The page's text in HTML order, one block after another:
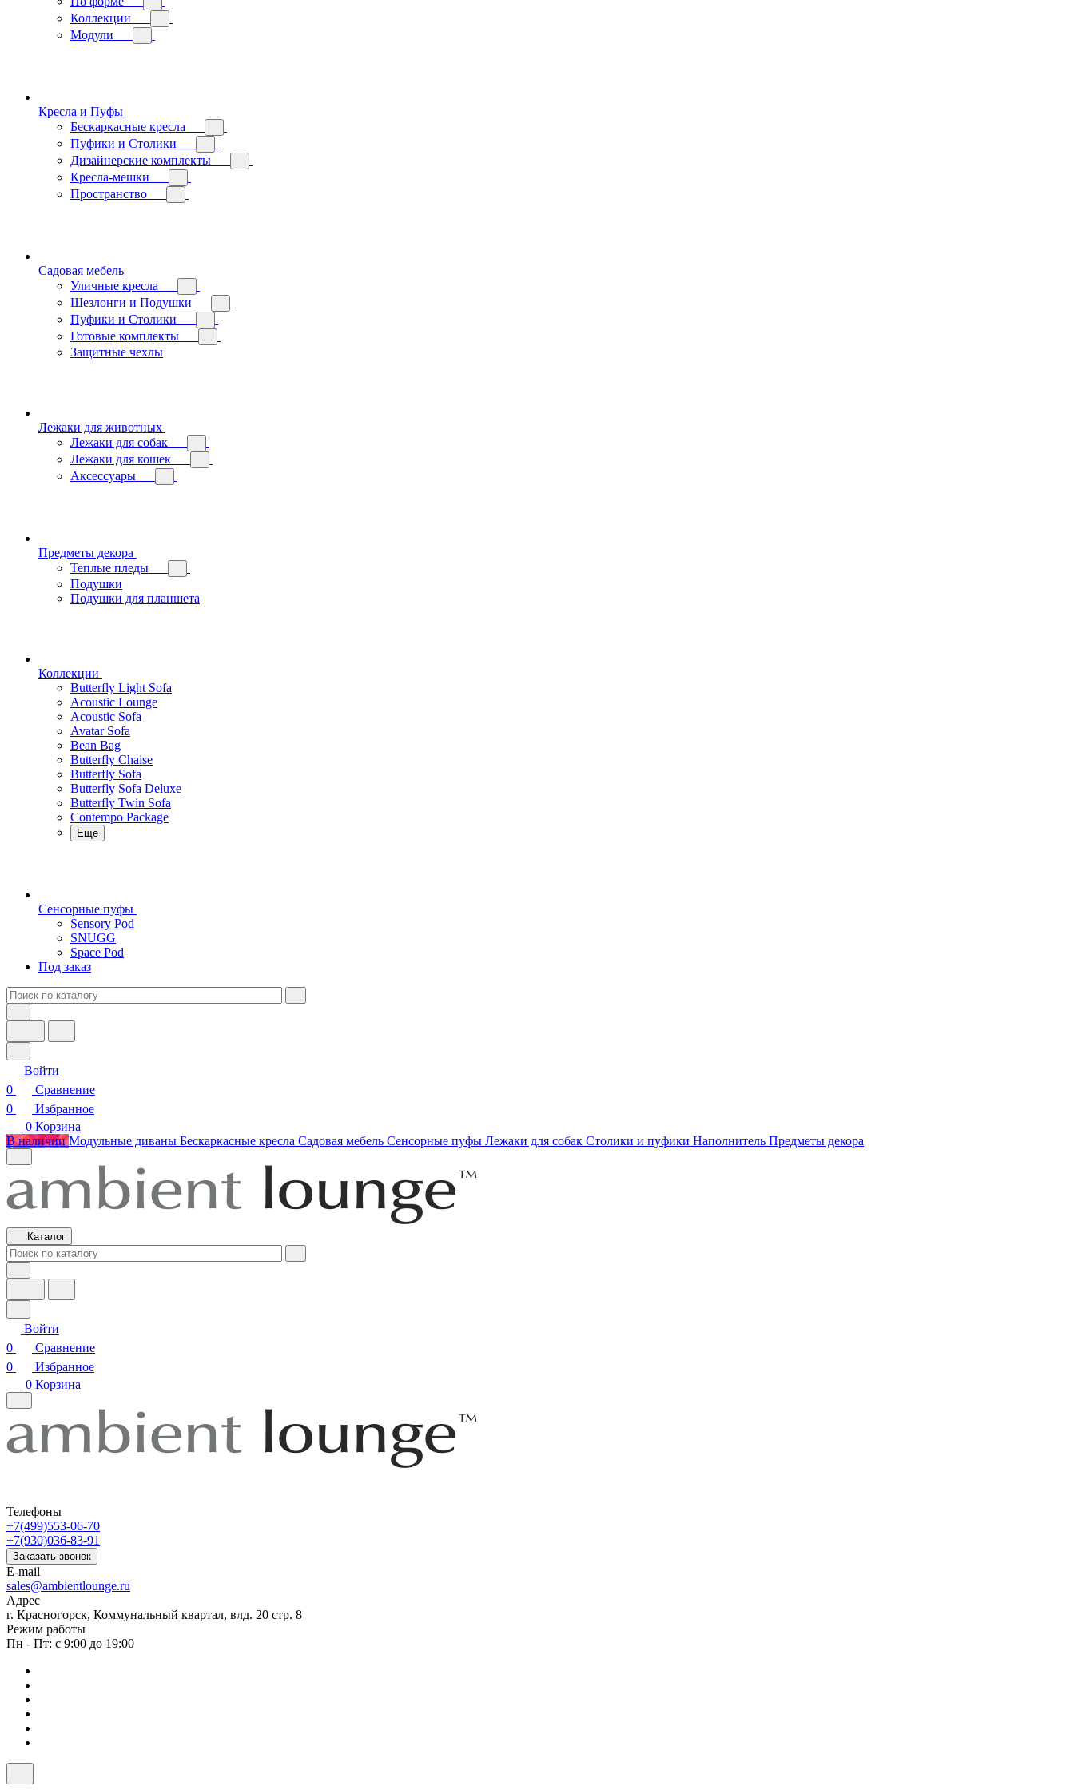
Коллекции
Модули
Кресла и Пуфы
Бескаркасные кресла
Пуфики и Столики
Дизайнерские комплекты
Кресла-мешки
Пространство
Садовая мебель
Уличные кресла
Шезлонги и Подушки
Пуфики и Столики
Готовые комплекты
Защитные чехлы
Лежаки для животных
Лежаки для собак
Лежаки для кошек
Аксессуары
Предметы декора
Теплые пледы
Подушки
Подушки для планшета
Коллекции
Butterfly Light Sofa
Acoustic Lounge
Acoustic Sofa
Avatar Sofa
Bean Bag
Butterfly Chaise
Butterfly Sofa
Butterfly Sofa Deluxe
Butterfly Twin Sofa
Contempo Package
Еще
Сенсорные пуфы
Sensory Pod
SNUGG
Space Pod
Под заказ
Войти
0
Сравнение
0
Избранное
0 Корзина
В наличии Модульные диваны Бескаркасные кресла Садовая мебель Сенсорные пуфы Лежаки для собак Столики и пуфики Наполнитель Предметы декора
Каталог
Войти
0
Сравнение
0
Избранное
0 Корзина
Телефоны
+7(499)553-06-70
+7(930)036-83-91
Заказать звонок
E-mail
sales@ambientlounge.ru
Адрес
г. Красногорск, Коммунальный квартал, влд. 20 стр. 8
Режим работы
Пн - Пт: с 9:00 до 19:00